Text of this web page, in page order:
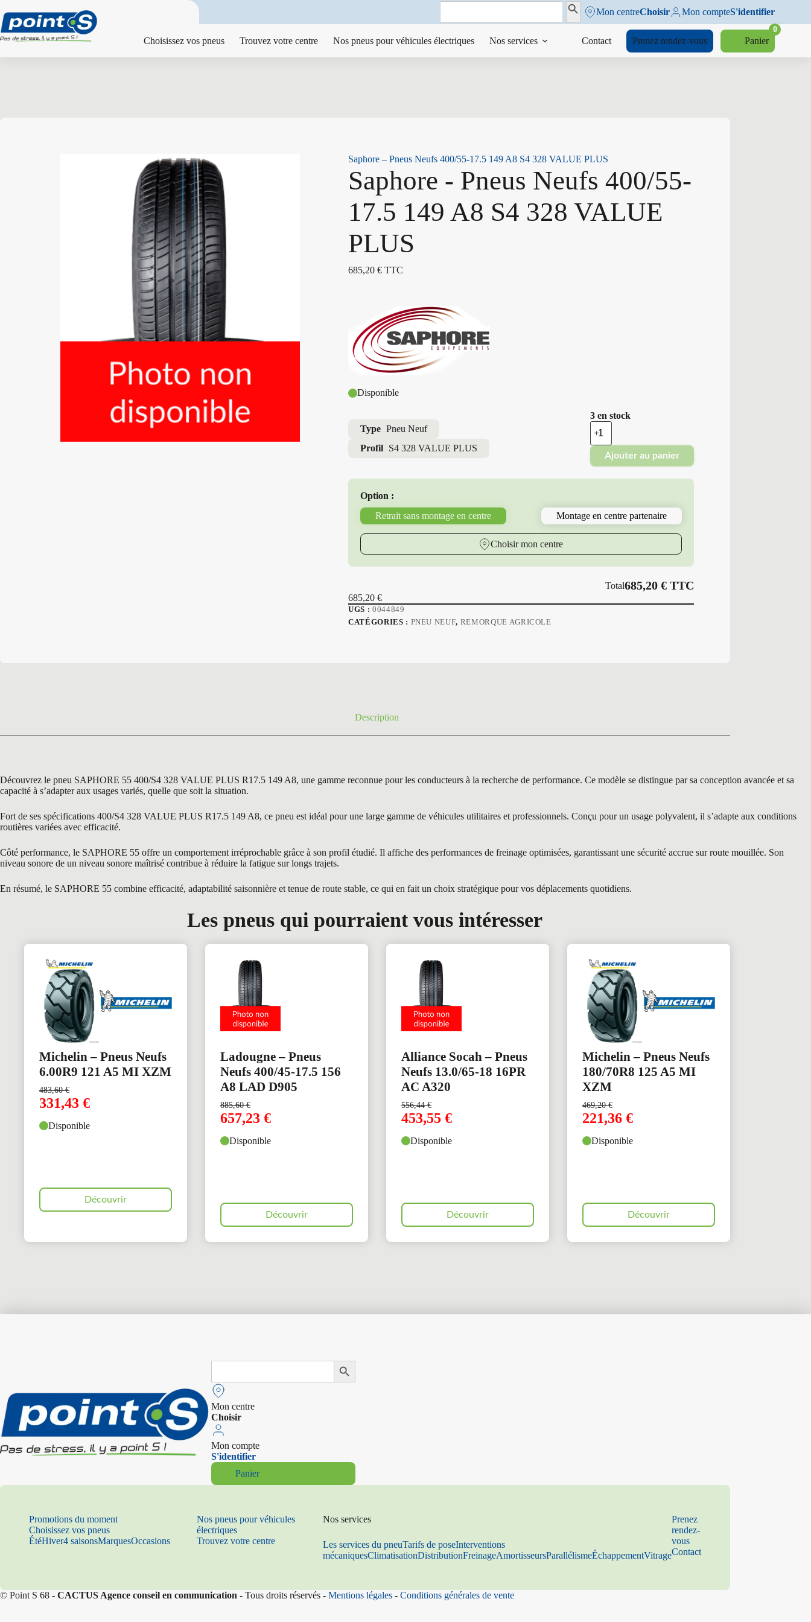
au
contenu
Search
Search ButtonMon centreChoisir Mon compteS'identifier
Choisissez vos pneus Trouvez votre centre Nos pneus pour véhicules électriques Nos services Contact Prenez rendez-vous Panier
0
Saphore – Pneus Neufs 400/55-17.5 149 A8 S4 328 VALUE PLUS
Saphore - Pneus Neufs 400/55-
17.5 149 A8 S4 328 VALUE
PLUS
685,20€ TTC
Disponible
Type Pneu Neuf
Profil S4 328 VALUE PLUS
3 en stock
quantité
de
Saphore
Pneus
Neufs
149
A8
Ajouter au panier
Option :
Retrait sans montage en centre
Montage en centre partenaire
Choisir mon centre
Total685,20 €TTC
685,20€
UGS : 0044849
CATÉGORIES : PNEU NEUF, REMORQUE AGRICOLE
Description
Découvrez le pneu SAPHORE 55 400/S4 328 VALUE PLUS R17.5 149 A8, une gamme reconnue pour les conducteurs à la recherche de performance. Ce modèle se distingue par sa conception avancée et sa
capacité à s’adapter aux usages variés, quelle que soit la situation.
Fort de ses spécifications 400/S4 328 VALUE PLUS R17.5 149 A8, ce pneu est idéal pour une large gamme de véhicules utilitaires et professionnels. Conçu pour un usage polyvalent, il s’adapte aux conditions
routières variées avec efficacité.
Côté performance, le SAPHORE 55 offre un comportement irréprochable grâce à son profil étudié. Il affiche des performances de freinage optimisées, garantissant une sécurité accrue sur route mouillée. Son
niveau sonore de un niveau sonore maîtrisé contribue à réduire la fatigue sur longs trajets.
En résumé, le SAPHORE 55 combine efficacité, adaptabilité saisonnière et tenue de route stable, ce qui en fait un choix stratégique pour vos déplacements quotidiens.
Les pneus qui pourraient vous intéresser
Michelin – Pneus Neufs
6.00R9 121 A5 MI XZM
483,60€
331,43 €
Disponible
Découvrir
Ladougne – Pneus
Neufs 400/45-17.5 156
A8 LAD D905
885,60€
657,23 €
Disponible
Découvrir
Alliance Socah – Pneus
Neufs 13.0/65-18 16PR
AC A320
556,44€
453,55 €
Disponible
Découvrir
Michelin – Pneus Neufs
180/70R8 125 A5 MI
XZM
469,20€
221,36 €
Disponible
Découvrir
Search
Search Button
Mon centre
Choisir
Mon compte
S'identifier
Panier
Promotions du moment
Choisissez vos pneus
ÉtéHiver4 saisonsMarquesOccasions
Nos pneus pour véhicules
électriques
Trouvez votre centre
Nos services
Les services du pneuTarifs de poseInterventions
mécaniquesClimatisationDistributionFreinageAmortisseursParallélismeÉchappementVitrage
Prenez
rendez-
vous
Contact
© Point S 68 - CACTUS Agence conseil en communication - Tous droits réservés - Mentions légales - Conditions générales de vente